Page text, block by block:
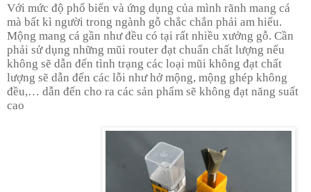
Với mức độ phổ biến và ứng dụng của mình rãnh mang cá
mà bất kì người trong ngành gỗ chắc chắn phải am hiểu.
Mộng mang cá gần như đều có tại rất nhiều xưởng gỗ. Cần
phải sử dụng những mũi router đạt chuẩn chất lượng nếu
không sẽ dẫn đến tình trạng các loại mũi không đạt chất
lượng sẽ dẫn đến các lỗi như hở mộng, mộng ghép không
đều,… dẫn đến cho ra các sản phẩm sẽ không đạt năng suất
cao